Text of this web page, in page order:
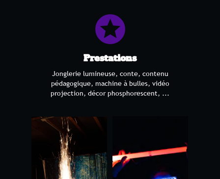
Prestations
Jonglerie lumineuse, conte, contenu
pédagogique, machine à bulles, vidéo
projection, décor phosphorescent, ...
stars